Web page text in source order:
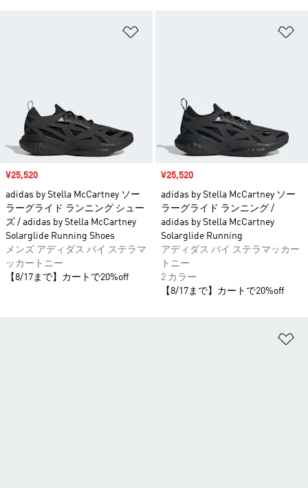
セール価格
¥25,520
adidas by Stella McCartney ソー
ラーグライド ランニング シュー
ズ / adidas by Stella McCartney
Solarglide Running Shoes
メンズ アディダス バイ ステラマ
ッカートニー
【8/17まで】カートで20%off
セール価格
¥25,520
adidas by Stella McCartney ソー
ラーグライド ランニング /
adidas by Stella McCartney
Solarglide Running
アディダス バイ ステラマッカー
トニー
2 カラー
【8/17まで】カートで20%off